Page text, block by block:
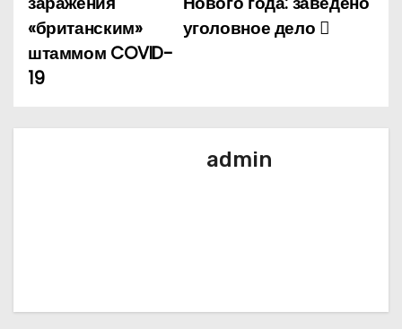
в
и
г
а
о
уголовное дело
«британским»
штаммом COVID-
19
admin